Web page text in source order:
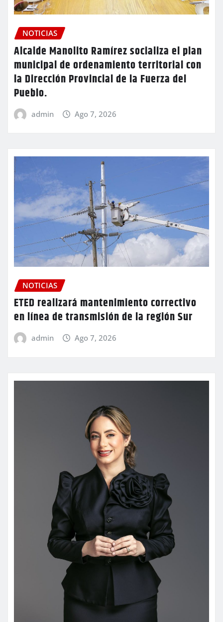
NOTICIAS
Alcalde Manolito Ramírez socializa el plan
municipal de ordenamiento territorial con
la Dirección Provincial de la Fuerza del
Pueblo.
admin Ago 7, 2026
NOTICIAS
ETED realizará mantenimiento correctivo
en línea de transmisión de la región Sur
admin Ago 7, 2026